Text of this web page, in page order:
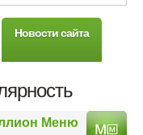
Новости сайта
Меню